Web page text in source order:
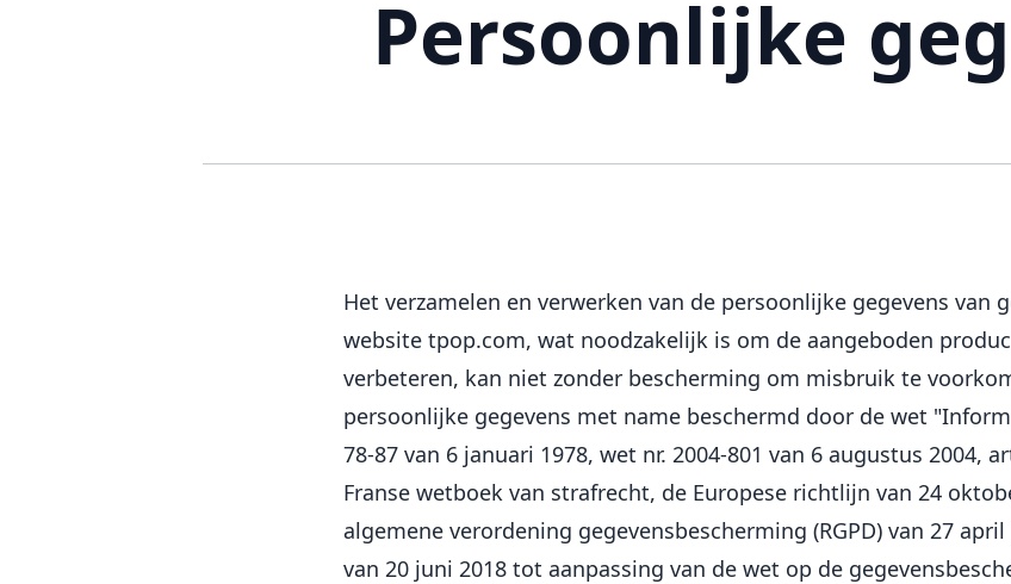
Persoonlijke
Het verzamelen en verwerken van de persoonlijke gegevens van
website tpop.com, wat noodzakelijk is om de aangeboden
verbeteren, kan niet zonder bescherming om misbruik te
persoonlijke gegevens met name beschermd door de wet
78-87 van 6 januari 1978, wet nr. 2004-801 van 6 augustus 2004,
Franse wetboek van strafrecht, de Europese richtlijn van 24
algemene verordening gegevensbescherming (RGPD) van 27 april
van 20 juni 2018 tot aanpassing van de wet op de